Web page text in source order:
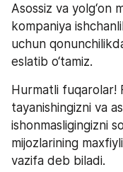
Asossiz va yolg‘on
kompaniya
uchun
eslatib o‘tamiz.
Hurmatli fuqarolar!
tayanishingizni va
ishonmasligingizni
mijozlarining
vazifa deb biladi.